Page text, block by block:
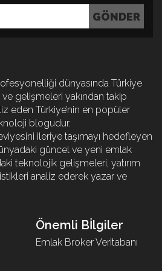
dünyasında Türkiye
gelişmeleri yakından takip
eden Türkiye’nin en popüler
blogudur.
ileriye taşımayı hedefleyen
güncel ve yeni emlak
teknolojik gelişmeleri, yatırım
analiz ederek yazar ve
Önemli Bİlgiler
Emlak Broker Veritabanı